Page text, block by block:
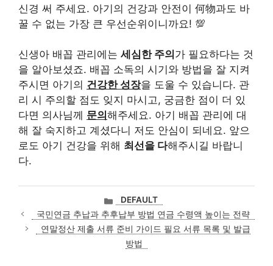
신경 써 주세요. 아기의 건강과 안전이 何物과도 바
꿀 수 없는 가장 큰 우선순위이니까요! 💯
신생아 배꼽 관리에는 세심한 주의 가 필요하다는 것
을 알아보셨죠. 배꼽 소독의 시기와 방법을 잘 지켜
주시면 아기의 건강한 성장을 도울 수 있습니다. 관
리 시 주의할 점도 잊지 마시고, 궁금한 점이 더 있
다면 의사님께 문의 해주세요. 아기 배꼽 관리에 대
해 잘 숙지하고 계셨다니 저도 안심이 되네요. 앞으
로도 아기 건강을 위해 최선을 다해주시길 바랍니
다.
카
테
고
리
DEFAULT
국민연금 추납과 추후납부 방법 연금 수령액 높이는 전략
연말정산 제출 서류 준비 가이드 필요 서류 목록 및 발급
방법